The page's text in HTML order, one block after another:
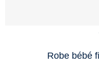
Robe bébé